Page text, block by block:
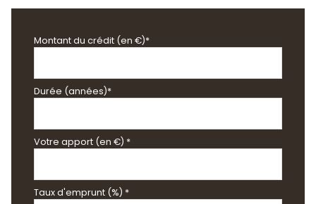
Montant du crédit (en €)*
Durée (années)*
Votre apport (en €) *
Taux d'emprunt (%) *